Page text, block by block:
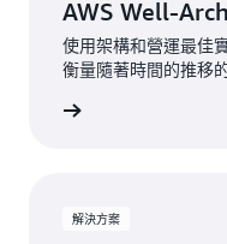
AWS Well-
使用架構和營運最佳
衡量隨著時間的推移
解決方案